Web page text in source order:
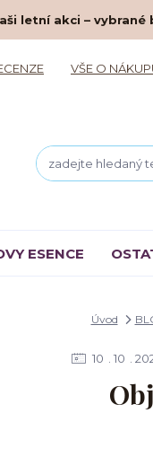
letní akci –
VŠE O
ESENCE
Úvod
10 10